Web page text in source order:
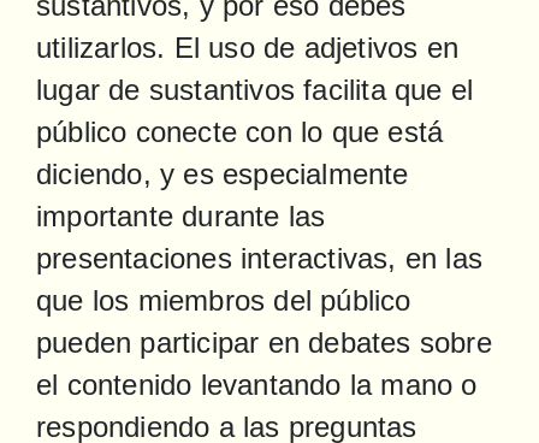
utilizarlos. El uso de adjetivos en
lugar de sustantivos facilita que el
público conecte con lo que está
diciendo, y es especialmente
importante durante las
presentaciones interactivas, en las
que los miembros del público
pueden participar en debates sobre
el contenido levantando la mano o
respondiendo a las preguntas